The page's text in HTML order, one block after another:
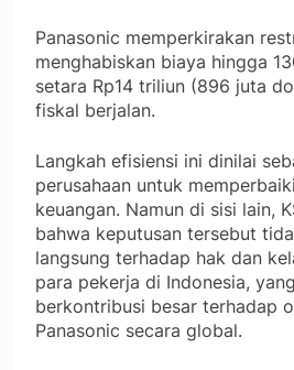
Panasonic memperkirakan
menghabiskan biaya hingga
setara Rp14 triliun (896 juta
fiskal berjalan.
Langkah efisiensi ini dinilai
perusahaan untuk
keuangan. Namun di sisi lain,
bahwa keputusan tersebut
langsung terhadap hak dan
para pekerja di Indonesia,
berkontribusi besar terhadap
Panasonic secara global.